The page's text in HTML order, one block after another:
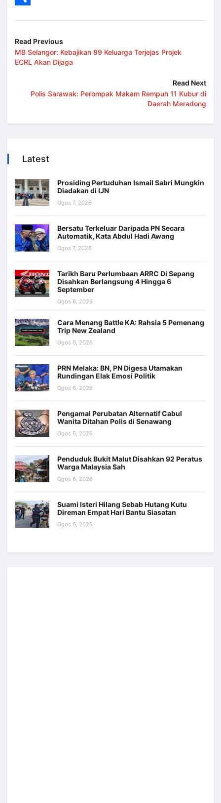
Read Previous
MB Selangor: Kebajikan 89 Keluarga Terjejas Projek
ECRL Akan Dijaga
Read Next
Polis Sarawak: Perompak Makam Rempuh 11 Kubur di
Daerah Meradong
Latest
Prosiding Pertuduhan Ismail Sabri Mungkin
Diadakan di IJN
Ogos 7, 2026
Bersatu Terkeluar Daripada PN Secara
Automatik, Kata Abdul Hadi Awang
Ogos 7, 2026
Tarikh Baru Perlumbaan ARRC Di Sepang
Disahkan Berlangsung 4 Hingga 6
September
Ogos 6, 2026
Cara Menang Battle KA: Rahsia 5 Pemenang
Trip New Zealand
Ogos 6, 2026
PRN Melaka: BN, PN Digesa Utamakan
Rundingan Elak Emosi Politik
Ogos 6, 2026
Pengamal Perubatan Alternatif Cabul
Wanita Ditahan Polis di Senawang
Ogos 6, 2026
Penduduk Bukit Malut Disahkan 92 Peratus
Warga Malaysia Sah
Ogos 6, 2026
Suami Isteri Hilang Sebab Hutang Kutu
Direman Empat Hari Bantu Siasatan
Ogos 6, 2026